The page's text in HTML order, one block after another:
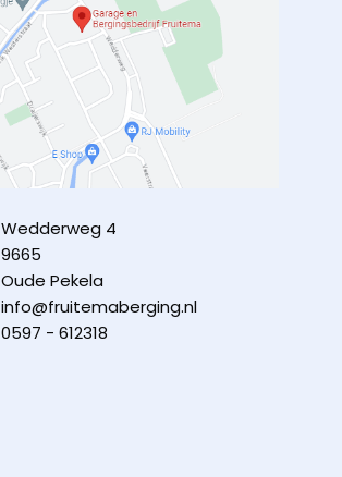
Wedderweg 4
9665
Oude Pekela
info@fruitemaberging.nl
0597 - 612318